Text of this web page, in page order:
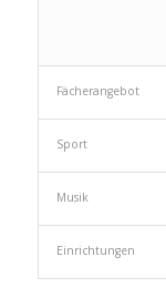
Fächerangebot
Sport
Musik
Einrichtungen